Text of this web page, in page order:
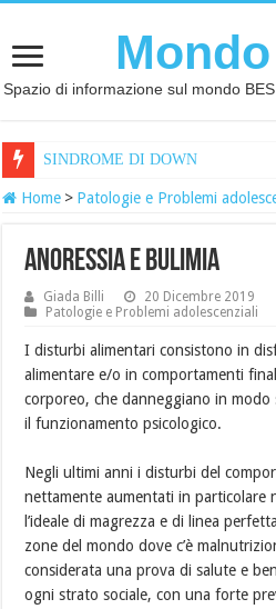
Spazio di informazione sul mondo
SINDROME DI DOWN
Home > Patologie e Problemi
ANORESSIA E BULIMIA
Giada Billi
20 Dicembre 2019
Patologie e Problemi adolescenziali
I disturbi alimentari consistono in
alimentare e/o in comportamenti
corporeo, che danneggiano in
il funzionamento psicologico.
Negli ultimi anni i disturbi del
nettamente aumentati in particolare
l’ideale di magrezza e di linea
zone del mondo dove c’è
considerata una prova di salute e
ogni strato sociale, con una forte